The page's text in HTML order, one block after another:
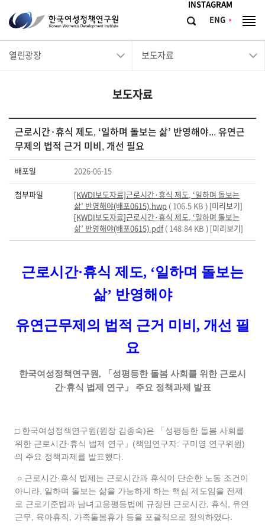
INSTAGRAM
ENG
한
국
여
연
구
원
Korean
Women's
Development
Institute
검
체
열린광장 보도자료
보도자료
근로시간·휴식 제도, ‘일하며 돌보는 삶’ 반영해야... 유연근
무제의 법적 근거 미비, 개선 필요
배포일 2026-06-15
첨부파일
[KWDI보도자료]근로시간·휴식 제도, ‘일하며 돌보는
삶’ 반영해야(배포0615).hwp ( 106.5 KB ) [미리보기]
[KWDI보도자료]근로시간·휴식 제도, ‘일하며 돌보는
삶’ 반영해야(배포0615).pdf( 148.84 KB ) [미리보기]
근로시간·휴식 제도, ‘일하며 돌보는
삶’ 반영해야
유연근무제의 법적 근거 미비 , 개선 필
요
한국여성정책연구원, 「 성평등한 돌봄 사회를 위한 근로시
간·휴식 법제 연구」 주요 정책과제 발표
□ 한국여성정책연구원(원장 김종숙)은 「성평등한 돌봄 사회를
위한 근로시간·휴식 법제 연구」(책임연구자: 구미영 연구위원)
의 주요 정책과제를 발표했다.
○ 근로시간·휴식 법제는 근로시간과 휴식이 단순한 노동 조건이
아니라, 일하며 돌보는 삶을 가능하게 하는 핵심 제도임을 전제
로 근로기준법과 남녀고용평등법에 규정된 근로시간, 휴식, 유연
근무, 육아휴직, 가족돌봄휴가 등을 포괄적으로 정의하였다.